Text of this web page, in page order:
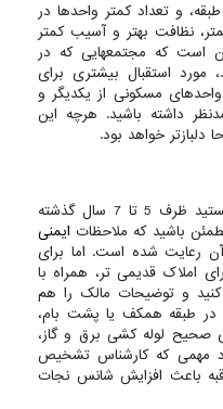
و تعداد کمتر واحدها در
نظافت بهتر و آسیب کمتر
است که مجتمعهایی که در
مورد استقبال بیشتری برای
مسکونی از یکدیگر و
داشته باشید. هرچه این
خواهد بود.
اگر ملکی که در حال خریداری آن هستید ظرف 5 تا 7 سال گذشته
باشید که ملاحظات ایمنی
رعایت شده است. اما برای
املاک قدیمی تر، همراه با
و توضیحات مالک را هم
در طبقه همکف یا پشت بام،
صحیح لوله کشی برق و گاز،
مهمی که کارشناس تشخیص
باعث افزایش شانس نجات